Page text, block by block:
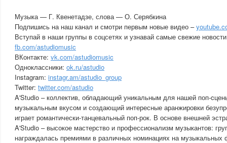
Музыка — Г. Квенетадзе, слова — О. Серябкина
Подпишись на наш канал и смотри первым новые видео –
Вступай в наши группы в соцсетях и узнавай самые свежие
fb.com/astudiomusic
ВКонтакте: vk.com/astudiomusic
Одноклассники: ok.ru/astudio
Instagram: instagr.am/astudio_group
Twitter: twitter.com/astudio
A'Studio – коллектив, обладающий уникальным для нашей поп-
музыкальным вкусом и создающий интересные аранжировки
играет романтически-танцевальный поп-рок. В основе внешней
A'Studio – высокое мастерство и профессионализм музыкантов:
награждалась премиями в различных номинациях на музыкальных